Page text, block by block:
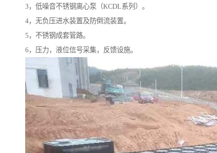
3，低噪音不锈钢离心泵（KCDL系列）。
4，无负压进水装置及防倒流装置。
5，不锈钢成套管路。
6，压力，液位信号采集，反馈设施。